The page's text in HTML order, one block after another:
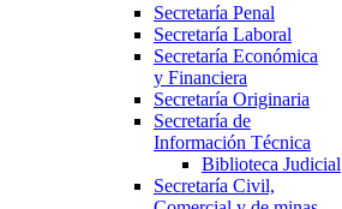
Secretaría Penal
Secretaría Laboral
Secretaría Económica
y Financiera
Secretaría Originaria
Secretaría de
Información Técnica
Biblioteca Judicial
Secretaría Civil,